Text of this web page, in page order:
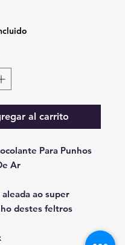
al carrito
Para Punhos
Ar
ao super
destes feltros